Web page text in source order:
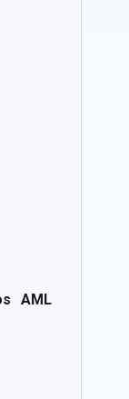
AML